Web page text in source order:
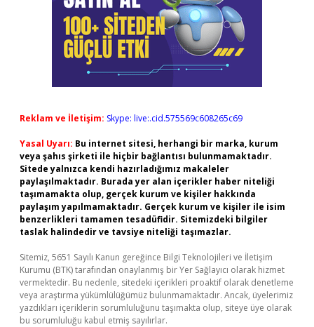
Reklam ve İletişim: Skype: live:.cid.575569c608265c69
Yasal Uyarı: Bu internet sitesi, herhangi bir marka, kurum
veya şahıs şirketi ile hiçbir bağlantısı bulunmamaktadır.
Sitede yalnızca kendi hazırladığımız makaleler
paylaşılmaktadır. Burada yer alan içerikler haber niteliği
taşımamakta olup, gerçek kurum ve kişiler hakkında
paylaşım yapılmamaktadır. Gerçek kurum ve kişiler ile isim
benzerlikleri tamamen tesadüfidir. Sitemizdeki bilgiler
taslak halindedir ve tavsiye niteliği taşımazlar.
Sitemiz, 5651 Sayılı Kanun gereğince Bilgi Teknolojileri ve İletişim
Kurumu (BTK) tarafından onaylanmış bir Yer Sağlayıcı olarak hizmet
vermektedir. Bu nedenle, sitedeki içerikleri proaktif olarak denetleme
veya araştırma yükümlülüğümüz bulunmamaktadır. Ancak, üyelerimiz
yazdıkları içeriklerin sorumluluğunu taşımakta olup, siteye üye olarak
bu sorumluluğu kabul etmiş sayılırlar.